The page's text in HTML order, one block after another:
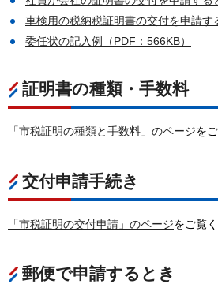
車検用の税納税証明書の交付を申請す
委任状の記入例（PDF：566KB）
証明書の種類・手数料
「市税証明の種類と手数料」のページを
交付申請手続き
「市税証明の交付申請」のページをご覧く
郵便で申請するとき